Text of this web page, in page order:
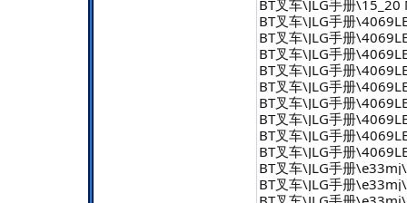
BT叉车\JLG手册
BT叉车\JLG手册
BT叉车\JLG手册
BT叉车\JLG手册
BT叉车\JLG手册
BT叉车\JLG手册
BT叉车\JLG手册
BT叉车\JLG手册
BT叉车\JLG手册
BT叉车\JLG手册
BT叉车\JLG手册
BT叉车\JLG手册